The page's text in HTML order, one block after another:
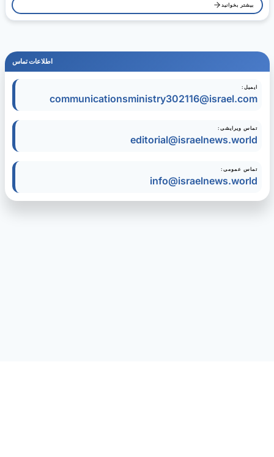
بیشتر بخوانید
اطلاعات تماس
ایمیل:
communicationsministry302116@israel.com
تماس ویرایشی:
editorial@israelnews.world
تماس عمومی:
info@israelnews.world